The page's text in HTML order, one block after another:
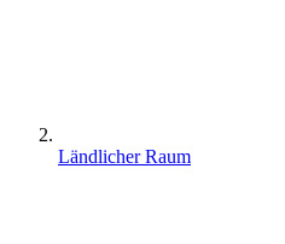
Ländlicher Raum